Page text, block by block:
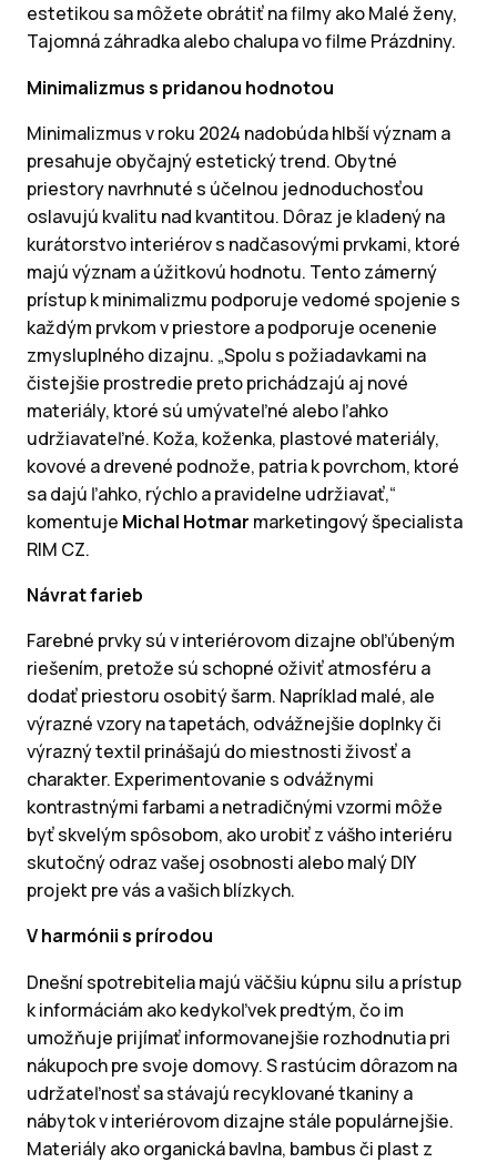
estetikou sa môžete obrátiť na filmy ako Malé ženy,
Tajomná záhradka alebo chalupa vo filme Prázdniny.
Minimalizmus s pridanou hodnotou
Minimalizmus v roku 2024 nadobúda hlbší význam a
presahuje obyčajný estetický trend. Obytné
priestory navrhnuté s účelnou jednoduchosťou
oslavujú kvalitu nad kvantitou. Dôraz je kladený na
kurátorstvo interiérov s nadčasovými prvkami, ktoré
majú význam a úžitkovú hodnotu. Tento zámerný
prístup k minimalizmu podporuje vedomé spojenie s
každým prvkom v priestore a podporuje ocenenie
zmysluplného dizajnu. „Spolu s požiadavkami na
čistejšie prostredie preto prichádzajú aj nové
materiály, ktoré sú umývateľné alebo ľahko
udržiavateľné. Koža, koženka, plastové materiály,
kovové a drevené podnože, patria k povrchom, ktoré
sa dajú ľahko, rýchlo a pravidelne udržiavať,“
komentuje Michal Hotmar marketingový špecialista
RIM CZ.
Návrat farieb
Farebné prvky sú v interiérovom dizajne obľúbeným
riešením, pretože sú schopné oživiť atmosféru a
dodať priestoru osobitý šarm. Napríklad malé, ale
výrazné vzory na tapetách, odvážnejšie doplnky či
výrazný textil prinášajú do miestnosti živosť a
charakter. Experimentovanie s odvážnymi
kontrastnými farbami a netradičnými vzormi môže
byť skvelým spôsobom, ako urobiť z vášho interiéru
skutočný odraz vašej osobnosti alebo malý DIY
projekt pre vás a vašich blízkych.
V harmónii s prírodou
Dnešní spotrebitelia majú väčšiu kúpnu silu a prístup
k informáciám ako kedykoľvek predtým, čo im
umožňuje prijímať informovanejšie rozhodnutia pri
nákupoch pre svoje domovy. S rastúcim dôrazom na
udržateľnosť sa stávajú recyklované tkaniny a
nábytok v interiérovom dizajne stále populárnejšie.
Materiály ako organická bavlna, bambus či plast z